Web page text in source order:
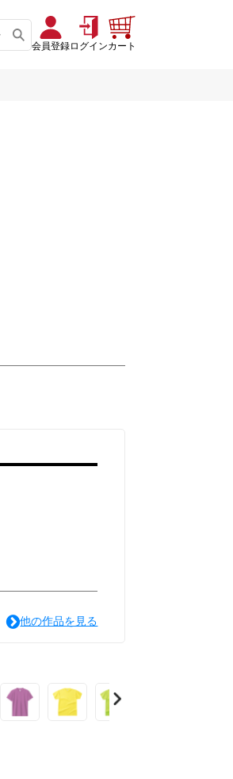
会員登録ログインカート
他の作品を見る